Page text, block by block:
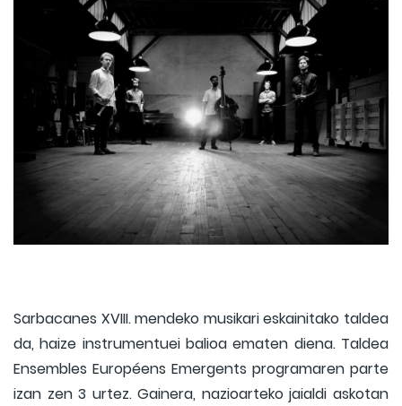
Sarbacanes XVIII. mendeko musikari eskainitako taldea
da, haize instrumentuei balioa ematen diena. Taldea
Ensembles Européens Emergents programaren parte
izan zen 3 urtez. Gainera, nazioarteko jaialdi askotan